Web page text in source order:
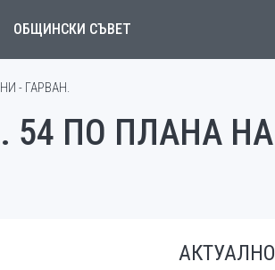
ОБЩИНСКИ СЪВЕТ
- ГАРВАН.
54 ПО ПЛАНА НА
АКТУАЛНО